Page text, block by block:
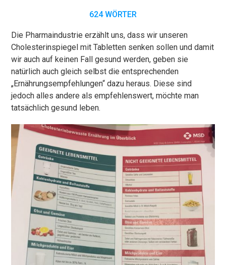
624 WÖRTER
Die Pharmaindustrie erzählt uns, dass wir unseren
Cholesterinspiegel mit Tabletten senken sollen und damit
wir auch auf keinen Fall gesund werden, geben sie
natürlich auch gleich selbst die entsprechenden
„Ernährungsempfehlungen“ dazu heraus. Diese sind
jedoch alles andere als empfehlenswert, möchte man
tatsächlich gesund leben.